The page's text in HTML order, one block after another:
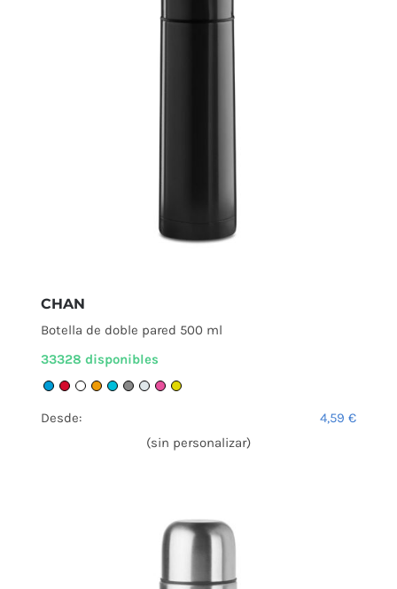
CHAN
Botella de doble pared 500 ml
33328 disponibles
Desde: 4,59 €
(sin personalizar)